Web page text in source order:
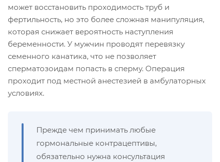
может восстановить проходимость труб и
фертильность, но это более сложная манипуляция,
которая снижает вероятность наступления
беременности. У мужчин проводят перевязку
семенного канатика, что не позволяет
сперматозоидам попасть в сперму. Операция
проходит под местной анестезией в амбулаторных
условиях.
Прежде чем принимать любые
гормональные контрацептивы,
обязательно нужна консультация